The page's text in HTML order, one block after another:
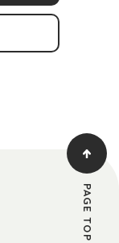
法令に従い、本
当社は、本サイ
る旨、変更後の
者に通知しま
PAGE TOP